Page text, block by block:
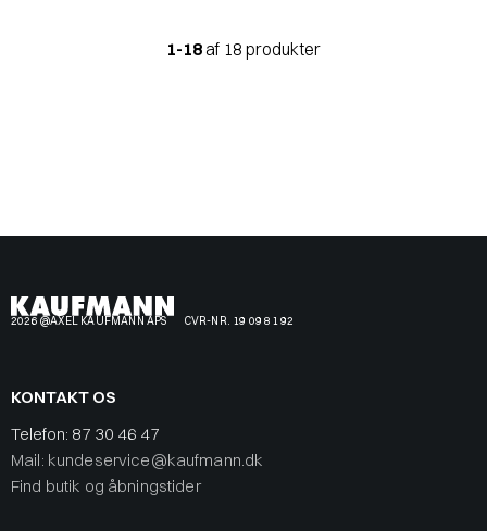
1-18 af 18 produkter
2026 @AXEL KAUFMANN APS CVR-NR. 19 09 81 92
KONTAKT OS
Telefon: 87 30 46 47
Mail: kundeservice@kaufmann.dk
Find butik og åbningstider